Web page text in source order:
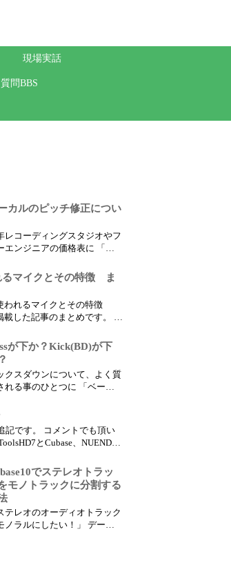
現場実話
質問BBS
カルのピッチ修正につい
レコーディングスタジオやフ
エンジニアの価格表に 「ボ
ます。 ではボーカルの
チ修正（音程修正）とは何の
するのでしょうか？
るマイクとその特徴 ま
れるマイクとその特徴
は多いはずです。 パーツ
いによる音色の特徴、使い
と思います。
が下か？Kick(BD)が下
クスダウンについて、よく質
る事のひとつに 「ベース
すか？」 というものが
低音域をベースとキ
(バスドラム)どちらに担当さ
これは低音がぶつか
悩むポイントだと思います。 ...
ントでも頂い
詳しい方でしたら当たり前
でステレオトラッ
モノトラックに分割する
テレオのオーディオトラック
ラルにしたい！」 データ